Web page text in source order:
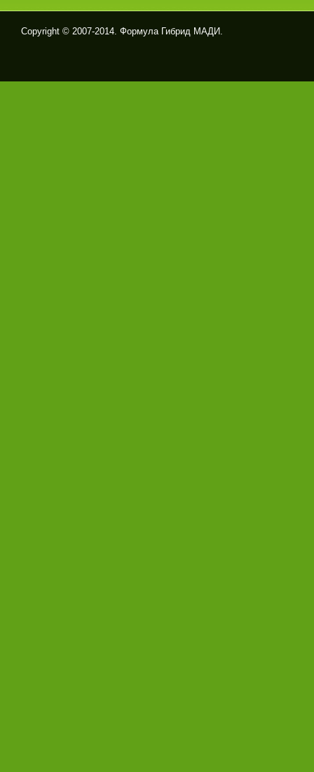
Copyright © 2007-2014. Формула Гибрид МАДИ.